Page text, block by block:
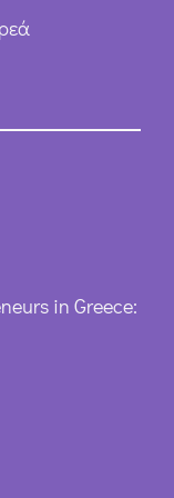
in Greece: